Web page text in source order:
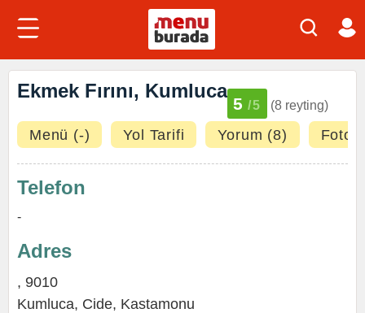
Ekmek Fırını, Kumluca
5 /5 (8 reyting)
Menü (-) Yol Tarifi Yorum (8)
Telefon
-
Adres
, 9010
Kumluca, Cide, Kastamonu